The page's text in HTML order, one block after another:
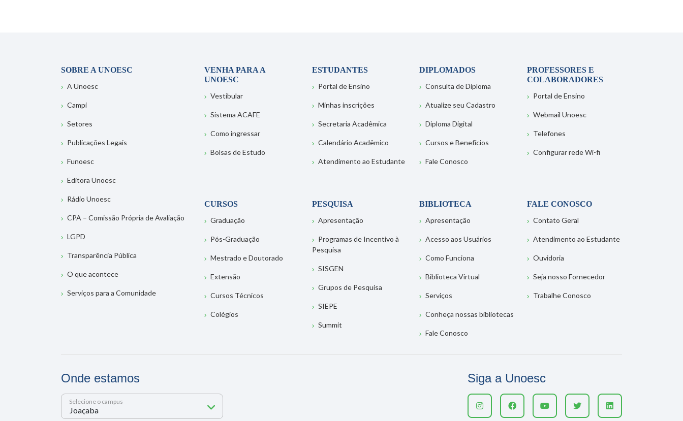
SOBRE A UNOESC
A Unoesc
Campi
Setores
Publicações Legais
Funoesc
Editora Unoesc
Rádio Unoesc
CPA – Comissão Própria de Avaliação
LGPD
Transparência Pública
O que acontece
Serviços para a Comunidade
VENHA PARA A
UNOESC
Vestibular
Sistema ACAFE
Como ingressar
Bolsas de Estudo
ESTUDANTES
Portal de Ensino
Minhas inscrições
Secretaria Acadêmica
Calendário Acadêmico
Atendimento ao Estudante
DIPLOMADOS
Consulta de Diploma
Atualize seu Cadastro
Diploma Digital
Cursos e Benefícios
Fale Conosco
PROFESSORES E
COLABORADORES
Portal de Ensino
Webmail Unoesc
Telefones
Configurar rede Wi-fi
CURSOS
Graduação
Pós-Graduação
Mestrado e Doutorado
Extensão
Cursos Técnicos
Colégios
PESQUISA
Apresentação
Programas de Incentivo à
Pesquisa
SISGEN
Grupos de Pesquisa
SIEPE
Summit
BIBLIOTECA
Apresentação
Acesso aos Usuários
Como Funciona
Biblioteca Virtual
Serviços
Conheça nossas bibliotecas
Fale Conosco
FALE CONOSCO
Contato Geral
Atendimento ao Estudante
Ouvidoria
Seja nosso Fornecedor
Trabalhe Conosco
Onde estamos
Selecione o campus
Siga a Unoesc